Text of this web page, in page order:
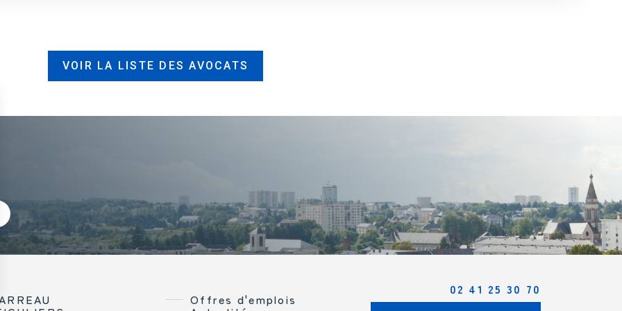
VOIR LA LISTE DES AVOCATS
Offres d'emplois
02 41 25 30 70